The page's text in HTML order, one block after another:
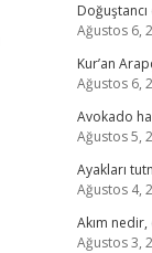
Ağustos 6,
Kur’an
Ağustos 6,
Avokado
Ağustos 5,
Ayakları
Ağustos 4,
Akım
Ağustos 3,